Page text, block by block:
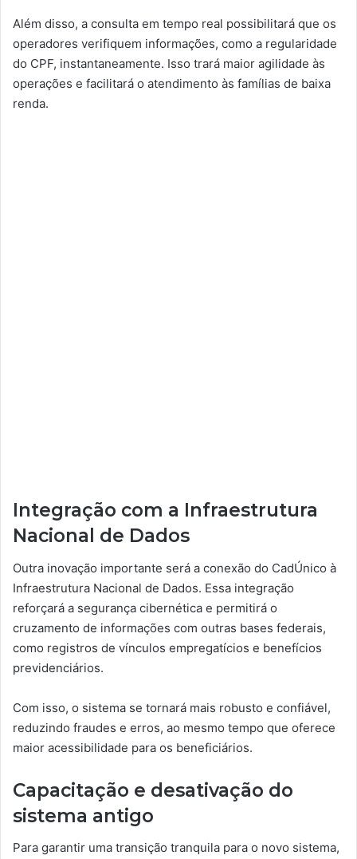
Além disso, a consulta em tempo real possibilitará que os
operadores verifiquem informações, como a regularidade
do CPF, instantaneamente. Isso trará maior agilidade às
operações e facilitará o atendimento às famílias de baixa
renda.
Integração com a Infraestrutura
Nacional de Dados
Outra inovação importante será a conexão do CadÚnico à
Infraestrutura Nacional de Dados. Essa integração
reforçará a segurança cibernética e permitirá o
cruzamento de informações com outras bases federais,
como registros de vínculos empregatícios e benefícios
previdenciários.
Com isso, o sistema se tornará mais robusto e confiável,
reduzindo fraudes e erros, ao mesmo tempo que oferece
maior acessibilidade para os beneficiários.
Capacitação e desativação do
sistema antigo
Para garantir uma transição tranquila para o novo sistema,